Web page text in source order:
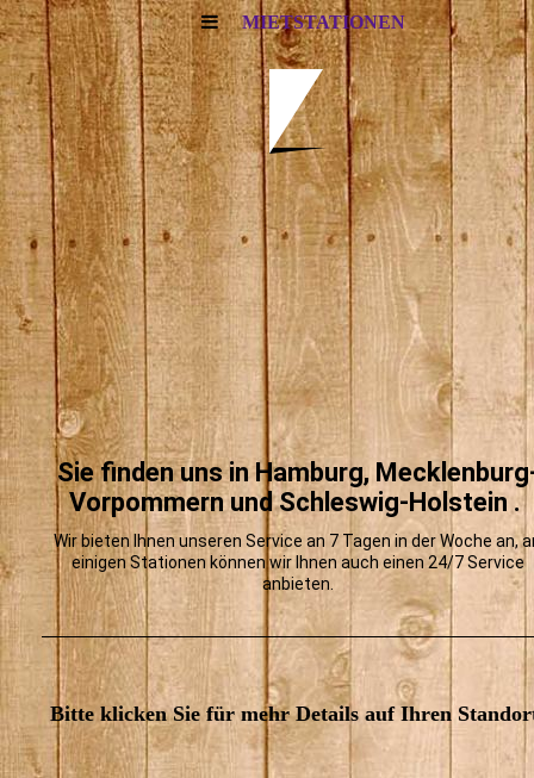
MIETSTATIONEN
Sie finden uns in Hamburg,
Vorpommern und Schleswig-Holstein .
Wir bieten Ihnen unseren Service an 7 Tagen in der Woche an,
einigen Stationen können wir Ihnen auch einen 24/7 Service
anbieten.
Bitte klicken Sie für mehr Details auf Ihren